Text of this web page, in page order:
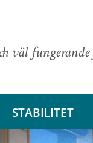
väl
STABILITET